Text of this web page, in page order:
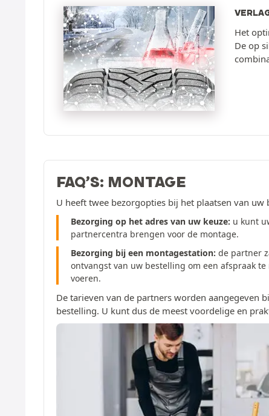
Het
De op
FAQ’S: MONTAGE
U heeft twee bezorgopties bij het plaatsen van uw
Bezorging op het adres van uw keuze: u kunt
partnercentra brengen voor de montage.
Bezorging bij een montagestation: de partner
ontvangst van uw bestelling om een afspraak
voeren.
De tarieven van de partners worden aangegeven
bestelling. U kunt dus de meest voordelige en